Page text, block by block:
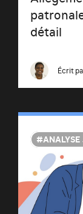
détail
Écrit